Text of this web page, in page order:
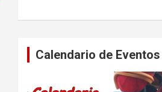
Calendario de Eventos